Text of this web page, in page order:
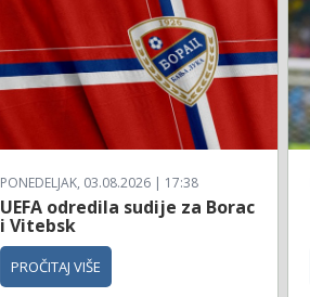
PONEDELJAK, 03.08.2026 | 17:38
UEFA odredila sudije za Borac
i Vitebsk
PROČITAJ VIŠE